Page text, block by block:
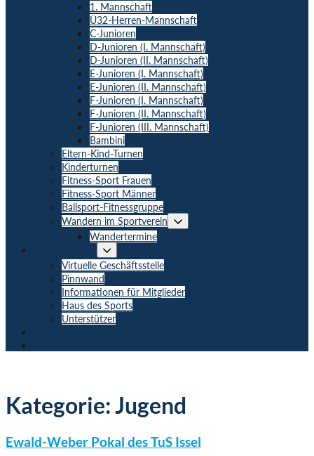
1. Mannschaft
Ü32-Herren-Mannschaft
C-Junioren
D-Junioren (I. Mannschaft)
D-Junioren (II. Mannschaft)
E-Junioren (I. Mannschaft)
E-Junioren (II. Mannschaft)
F-Junioren (I. Mannschaft)
F-Junioren (II. Mannschaft)
F-Junioren (III. Mannschaft)
Bambini
Eltern-Kind-Turnen
Kinderturnen
Fitness-Sport Frauen
Fitness-Sport Männer
Ballsport-Fitnessgruppe
Wandern im Sportverein Menü-
Schalter
Wandertermine
Menü-
Schalter
Virtuelle Geschäftsstelle
Pinnwand
Informationen für Mitglieder
Haus des Sports
Unterstützer
Kategorie:Jugend
Ewald-Weber Pokal des TuS Issel